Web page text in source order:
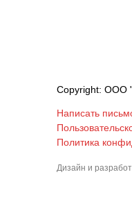
Copyright: ООО
Написать
Политика
Дизайн и